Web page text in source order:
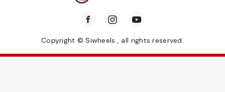
Copyright © Siwheels , all rights reserved.